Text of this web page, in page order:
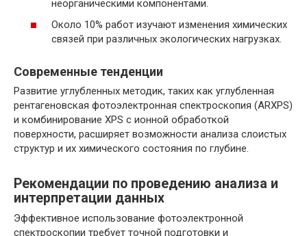
неорганическими компонентами.
Около 10% работ изучают изменения химических
связей при различных экологических нагрузках.
Современные тенденции
Развитие углубленных методик, таких как углубленная
рентагеновская фотоэлектронная спектроскопия (ARXPS)
и комбинирование XPS с ионной обработкой
поверхности, расширяет возможности анализа слоистых
структур и их химического состояния по глубине.
Рекомендации по проведению анализа и
интерпретации данных
Эффективное использование фотоэлектронной
спектроскопии требует точной подготовки и